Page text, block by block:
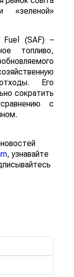
«зеленой»
Fuel (SAF) –
топливо,
Его
сократить
с
, узнавайте